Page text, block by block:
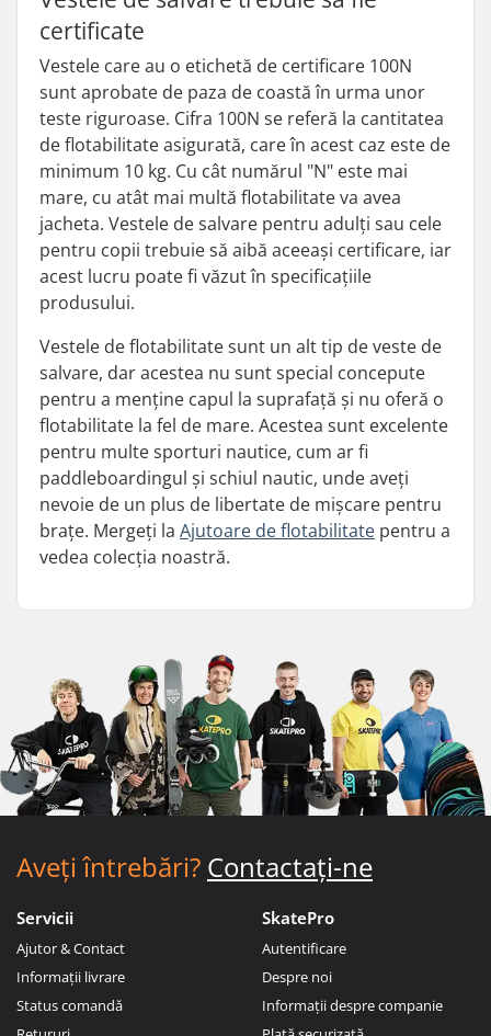
certificate
Vestele care au o etichetă de certificare 100N
sunt aprobate de paza de coastă în urma unor
teste riguroase. Cifra 100N se referă la cantitatea
de flotabilitate asigurată, care în acest caz este de
minimum 10 kg. Cu cât numărul "N" este mai
mare, cu atât mai multă flotabilitate va avea
jacheta. Vestele de salvare pentru adulți sau cele
pentru copii trebuie să aibă aceeași certificare, iar
acest lucru poate fi văzut în specificațiile
produsului.
Vestele de flotabilitate sunt un alt tip de veste de
salvare, dar acestea nu sunt special concepute
pentru a menține capul la suprafață și nu oferă o
flotabilitate la fel de mare. Acestea sunt excelente
pentru multe sporturi nautice, cum ar fi
paddleboardingul și schiul nautic, unde aveți
nevoie de un plus de libertate de mișcare pentru
brațe. Mergeți la Ajutoare de flotabilitate pentru a
vedea colecția noastră.
Aveți întrebări? Contactați-ne
Servicii
Ajutor & Contact
Informații livrare
Status comandă
SkatePro
Autentificare
Despre noi
Informații despre companie